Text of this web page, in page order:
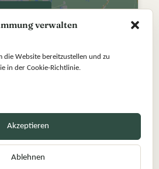
verwalten
die Website bereitzustellen und zu
in der Cookie-Richtlinie.
Akzeptieren
Ablehnen